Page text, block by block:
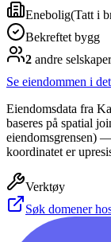
Enebolig(Tatt i
Bekreftet bygg
2 andre selskaper
Se eiendommen i
Eiendomsdata fra
baseres på spatial
eiendomsgrensen)
koordinatet er
Verktøy
Søk domener